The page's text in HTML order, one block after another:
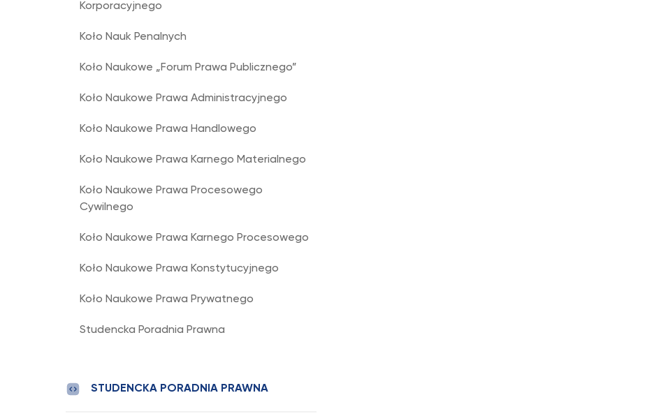
Korporacyjnego
Koło Nauk Penalnych
Koło Naukowe „Forum Prawa Publicznego”
Koło Naukowe Prawa Administracyjnego
Koło Naukowe Prawa Handlowego
Koło Naukowe Prawa Karnego Materialnego
Koło Naukowe Prawa Procesowego
Cywilnego
Koło Naukowe Prawa Karnego Procesowego
Koło Naukowe Prawa Konstytucyjnego
Koło Naukowe Prawa Prywatnego
Studencka Poradnia Prawna
STUDENCKA PORADNIA PRAWNA